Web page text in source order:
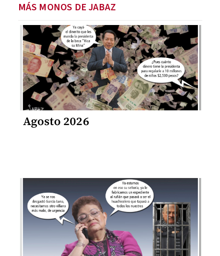
MÁS MONOS DE JABAZ
Agosto 2026